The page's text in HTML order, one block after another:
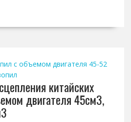
с объемом двигателя 45-52
китайских
двигателя 45см3,